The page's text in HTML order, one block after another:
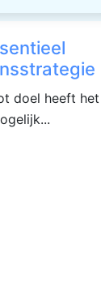
doel heeft het